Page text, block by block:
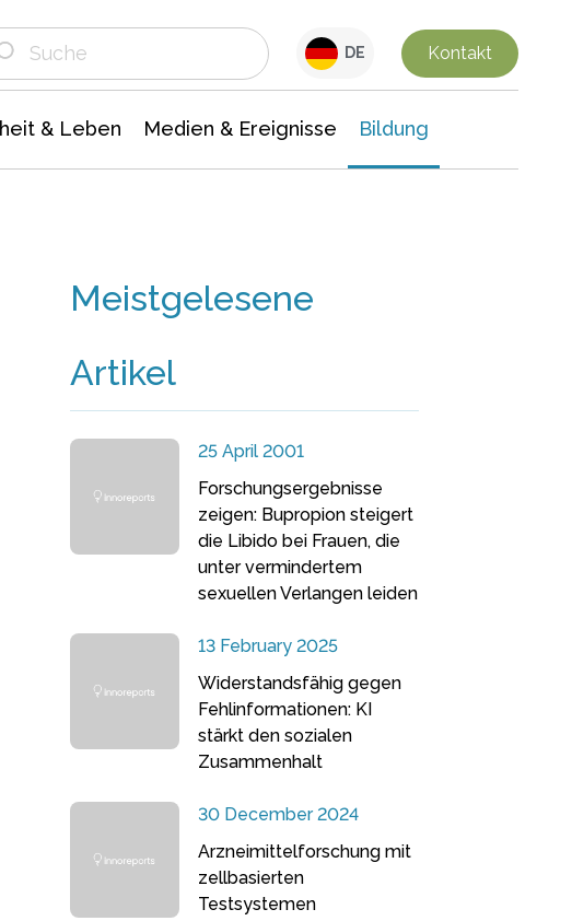
DE Kontakt
& Leben Medien & Ereignisse Bildung
Meistgelesene
Artikel
25 April 2001
Forschungsergebnisse
zeigen: Bupropion steigert
die Libido bei Frauen, die
unter vermindertem
sexuellen Verlangen leiden
13 February 2025
Widerstandsfähig gegen
Fehlinformationen: KI
stärkt den sozialen
Zusammenhalt
30 December 2024
Arzneimittelforschung mit
zellbasierten
Testsystemen